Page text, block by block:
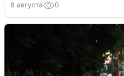
6 августа 0